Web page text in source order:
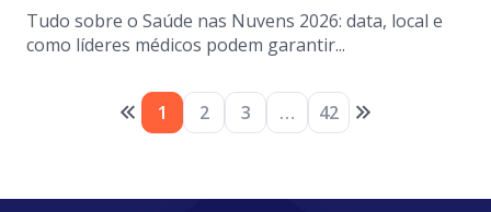
Tudo sobre o Saúde nas Nuvens 2026: data, local e
como líderes médicos podem garantir...
1 2 3 … 42